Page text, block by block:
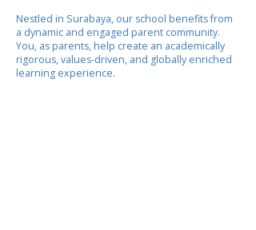
Nestled in Surabaya, our school benefits from
a dynamic and engaged parent community.
You, as parents, help create an academically
rigorous, values-driven, and globally enriched
learning experience.